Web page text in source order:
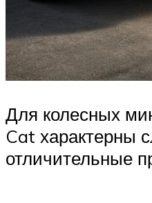
Для колесных
Cat характерны
отличительные